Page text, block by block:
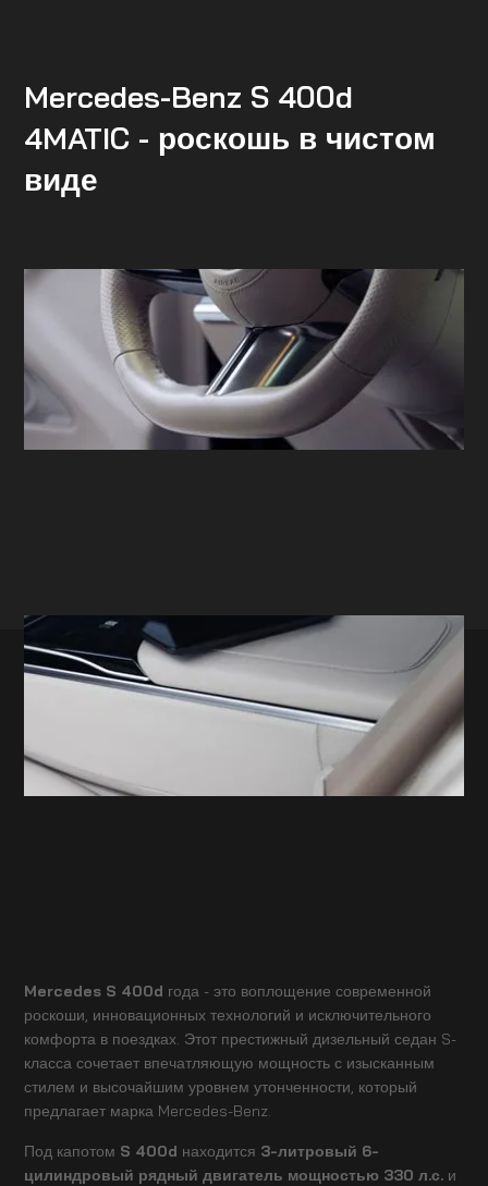
Mercedes-Benz S 400d
4MATIC - роскошь в чистом
виде
Mercedes S 400d года - это воплощение современной
роскоши, инновационных технологий и исключительного
комфорта в поездках. Этот престижный дизельный седан S-
класса сочетает впечатляющую мощность с изысканным
стилем и высочайшим уровнем утонченности, который
предлагает марка Mercedes-Benz.
Под капотом S 400d находится 3-литровый 6-
цилиндровый рядный двигатель мощностью 330 л.с. и